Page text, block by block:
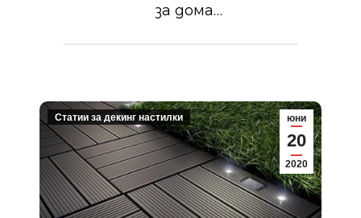
за дома…
юни
20
2020
Статии за декинг настилки